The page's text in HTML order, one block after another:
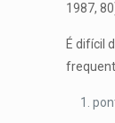
1987,
É difícil